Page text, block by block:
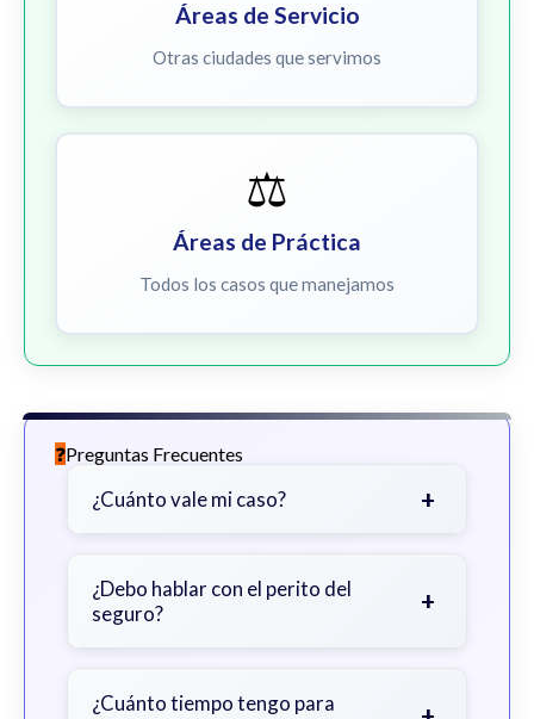
Áreas de Servicio
Otras ciudades que servimos
⚖️
Áreas de Práctica
Todos los casos que manejamos
Preguntas Frecuentes
¿Cuánto vale mi caso? +
gravedad de sus lesiones, facturas
médicas, tiempo fuera del trabajo y
¿Debo hablar con el perito del
seguro?
+
primero con un abogado para evitar
¿Cuánto tiempo tengo para